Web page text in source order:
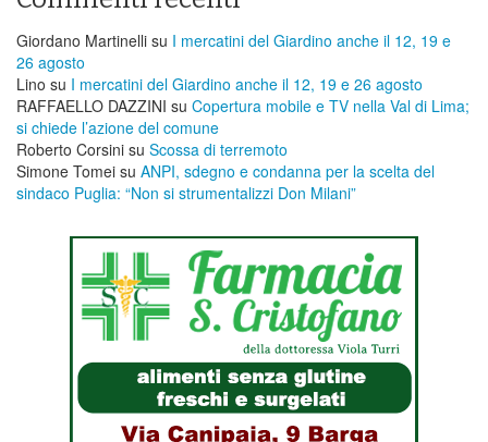
Giordano Martinelli su I mercatini del Giardino anche il 12, 19 e
26 agosto
Lino su I mercatini del Giardino anche il 12, 19 e 26 agosto
RAFFAELLO DAZZINI su ​Copertura mobile e TV nella Val di Lima;
si chiede l’azione del comune
Roberto Corsini su Scossa di terremoto
Simone Tomei su ANPI, sdegno e condanna per la scelta del
sindaco Puglia: “Non si strumentalizzi Don Milani”